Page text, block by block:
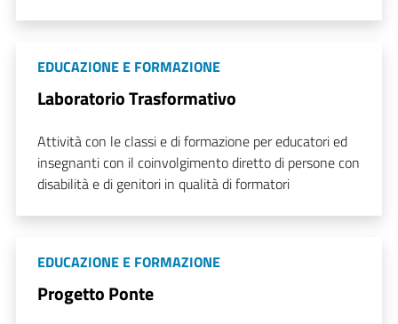
EDUCAZIONE E FORMAZIONE
Laboratorio Trasformativo
Attività con le classi e di formazione per educatori ed
insegnanti con il coinvolgimento diretto di persone con
disabilità e di genitori in qualità di formatori
EDUCAZIONE E FORMAZIONE
Progetto Ponte